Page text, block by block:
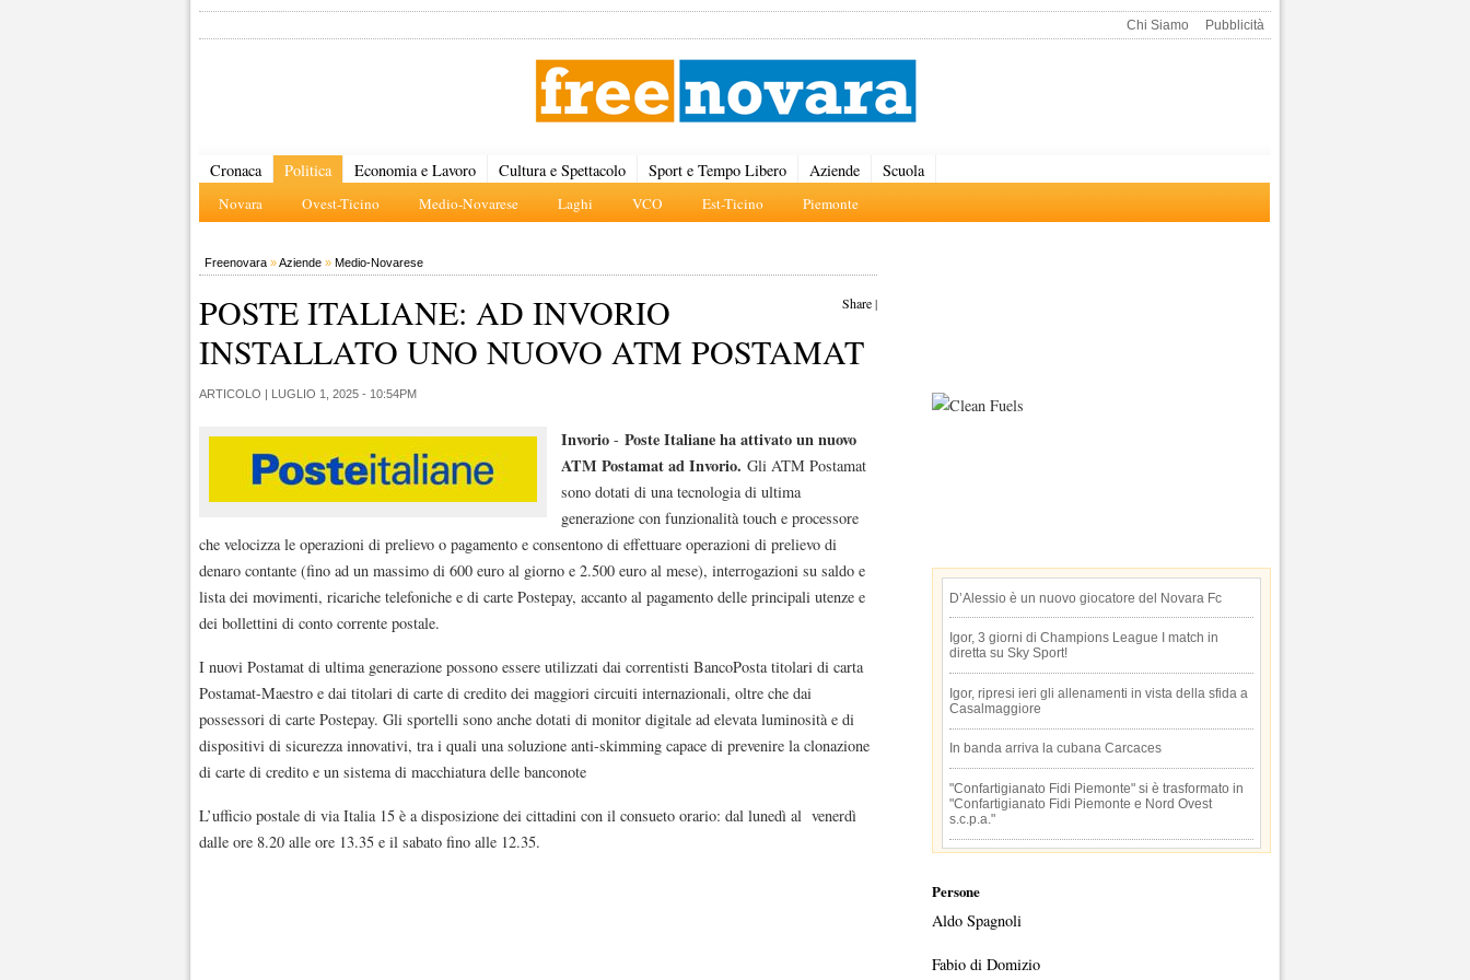
Chi Siamo Pubblicità
Cronaca Politica
Novara Ovest-Ticino Medio-Novarese Laghi VCO Est-Ticino Piemonte
Economia e Lavoro Cultura e Spettacolo Sport e Tempo Libero Aziende Scuola
Freenovara »Aziende » Medio-Novarese
Share|
POSTE ITALIANE: AD INVORIO
INSTALLATO UNO NUOVO ATM POSTAMAT
ARTICOLO | LUGLIO 1, 2025 - 10:54PM
Invorio - Poste Italiane ha attivato un nuovo
ATM Postamat ad Invorio. Gli ATM Postamat
sono dotati di una tecnologia di ultima
generazione con funzionalità touch e processore
che velocizza le operazioni di prelievo o pagamento e consentono di effettuare operazioni di prelievo di
denaro contante (fino ad un massimo di 600 euro al giorno e 2.500 euro al mese), interrogazioni su saldo e
lista dei movimenti, ricariche telefoniche e di carte Postepay, accanto al pagamento delle principali utenze e
dei bollettini di conto corrente postale.
I nuovi Postamat di ultima generazione possono essere utilizzati dai correntisti BancoPosta titolari di carta
Postamat-Maestro e dai titolari di carte di credito dei maggiori circuiti internazionali, oltre che dai
possessori di carte Postepay. Gli sportelli sono anche dotati di monitor digitale ad elevata luminosità e di
dispositivi di sicurezza innovativi, tra i quali una soluzione anti-skimming capace di prevenire la clonazione
di carte di credito e un sistema di macchiatura delle banconote
L’ufficio postale di via Italia 15 è a disposizione dei cittadini con il consueto orario: dal lunedì al venerdì
dalle ore 8.20 alle ore 13.35 e il sabato fino alle 12.35.
D’Alessio è un nuovo giocatore del Novara Fc
Igor, 3 giorni di Champions League I match in
diretta su Sky Sport!
Igor, ripresi ieri gli allenamenti in vista della sfida a
Casalmaggiore
In banda arriva la cubana Carcaces
"Confartigianato Fidi Piemonte" si è trasformato in
"Confartigianato Fidi Piemonte e Nord Ovest
s.c.p.a."
Persone
Aldo Spagnoli
Fabio di Domizio